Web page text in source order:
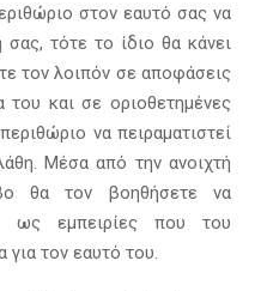
στον εαυτό σας να
τότε το ίδιο θα κάνει
τον λοιπόν σε αποφάσεις
του και σε οριοθετημένες
να πειραματιστεί
Μέσα από την ανοιχτή
θα τον βοηθήσετε να
ως εμπειρίες που του
για τον εαυτό του.